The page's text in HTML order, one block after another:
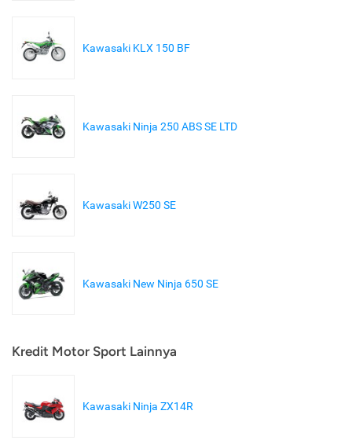
Kawasaki KLX 150 BF
Kawasaki Ninja 250 ABS SE LTD
Kawasaki W250 SE
Kawasaki New Ninja 650 SE
Kredit Motor Sport Lainnya
Kawasaki Ninja ZX14R